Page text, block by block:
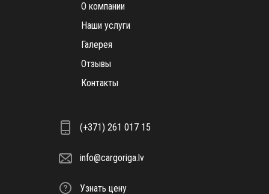
О компании
Наши услуги
Галерея
Отзывы
Контакты
(+371) 261 017 15
info@cargoriga.lv
Узнать цену